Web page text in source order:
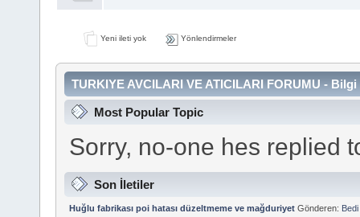
Yeni ileti yok Yönlendirmeler
TURKIYE AVCILARI VE ATICILARI FORUMU -
Most Popular Topic
Sorry, no-one hes replied
Son İletiler
Huğlu fabrikası poi hatası düzeltmeme ve mağduriyet Gönderen: